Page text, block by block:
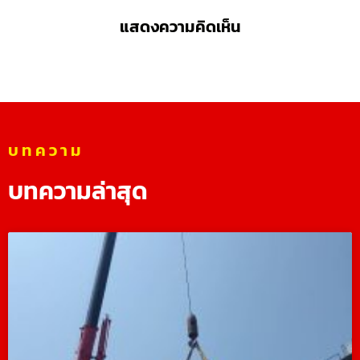
แสดงความคิดเห็น
บทความ
บทความล่าสุด